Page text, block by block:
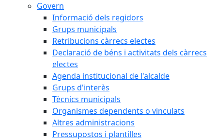
Govern
Informació dels regidors
Grups municipals
Retribucions càrrecs electes
Declaració de béns i activitats dels càrrecs
electes
Agenda institucional de l'alcalde
Grups d'interès
Tècnics municipals
Organismes dependents o vinculats
Altres administracions
Pressupostos i plantilles